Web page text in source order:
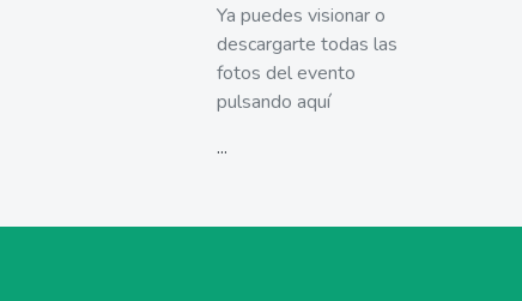
Ya puedes visionar o
descargarte todas las
fotos del evento
pulsando aquí
...